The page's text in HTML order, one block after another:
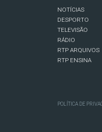
NOTÍCIAS
DESPORTO
TELEVISÃO
RÁDIO
RTP ARQUIVOS
RTP ENSINA
POLÍTICA DE